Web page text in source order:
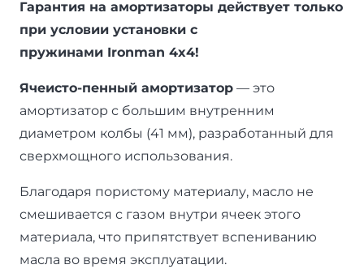
Гарантия на амортизаторы действует только
при условии установки с
пружинами Ironman 4x4!
Ячеисто-пенный амортизатор — это
амортизатор с большим внутренним
диаметром колбы (41 мм), разработанный для
сверхмощного использования.
Благодаря пористому материалу, масло не
смешивается с газом внутри ячеек этого
материала, что припятствует вспениванию
масла во время эксплуатации.